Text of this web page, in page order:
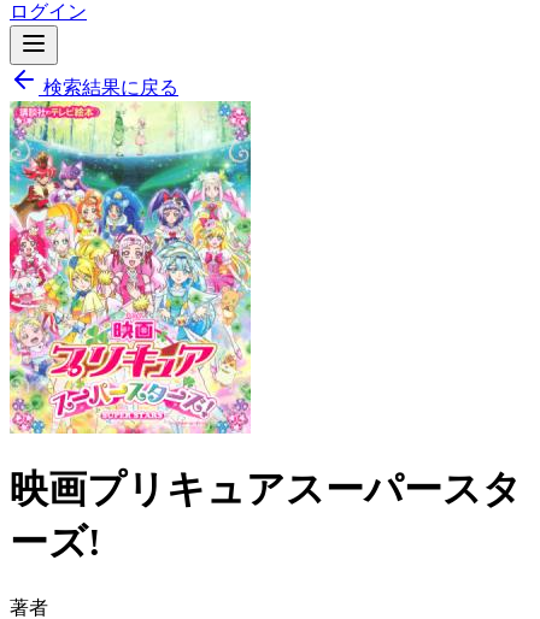
ログイン
検索結果に戻る
映画プリキュアスーパースタ
ーズ!
著者